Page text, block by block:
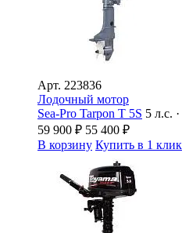
Арт. 223836
Лодочный мотор
Sea-Pro Tarpon Т 5S 5 л.с.
59 900 ₽ 55 400 ₽
В корзину Купить в 1 клик